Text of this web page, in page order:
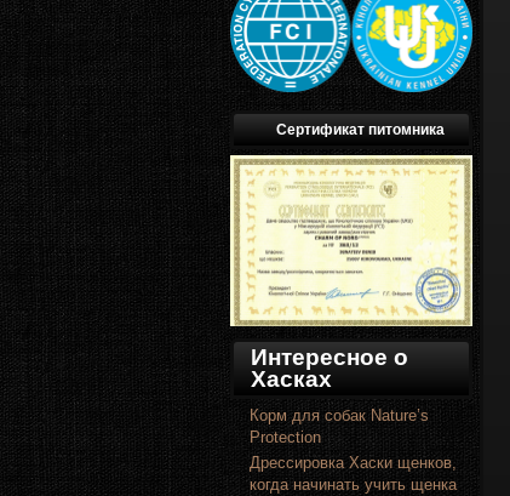
Сертификат питомника
Интересное о
Хасках
Корм для собак Nature’s
Protection
Дрессировка Хаски щенков,
когда начинать учить щенка